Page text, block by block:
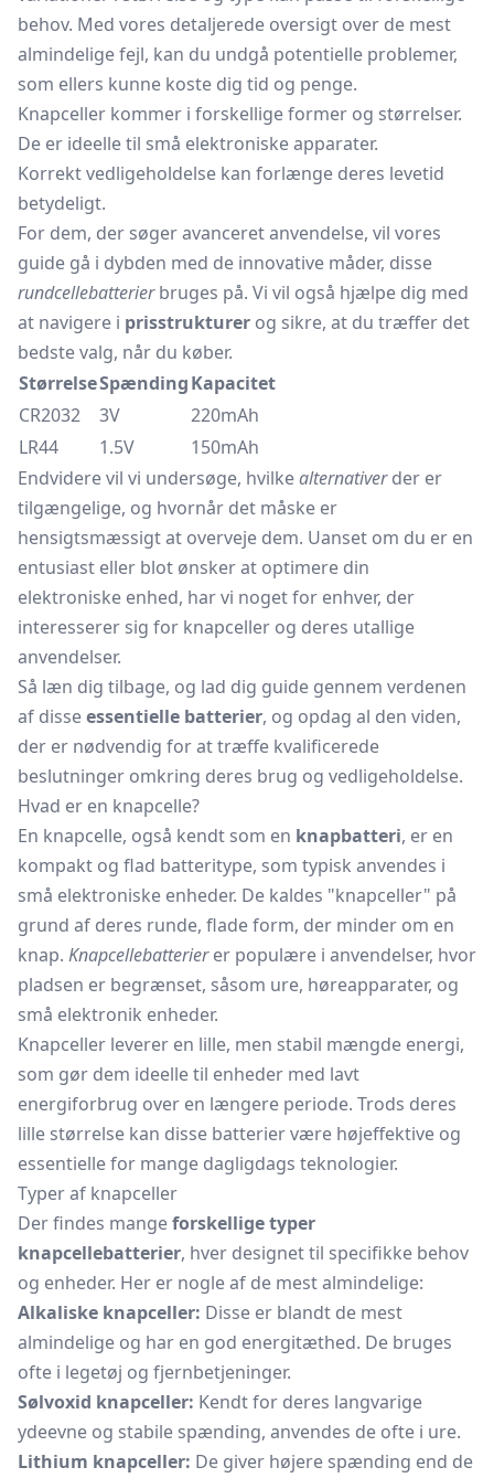
behov. Med vores detaljerede oversigt over de mest
almindelige fejl, kan du undgå potentielle problemer,
som ellers kunne koste dig tid og penge.
Knapceller kommer i forskellige former og størrelser.
De er ideelle til små elektroniske apparater.
Korrekt vedligeholdelse kan forlænge deres levetid
betydeligt.
For dem, der søger avanceret anvendelse, vil vores
guide gå i dybden med de innovative måder, disse
rundcellebatterierbruges på. Vi vil også hjælpe dig med
at navigere i prisstrukturer og sikre, at du træffer det
bedste valg, når du køber.
StørrelseSpændingKapacitet
CR2032
3V
220mAh
LR44
1.5V
150mAh
Endvidere vil vi undersøge, hvilkealternativerder er
tilgængelige, og hvornår det måske er
hensigtsmæssigt at overveje dem. Uanset om du er en
entusiast eller blot ønsker at optimere din
elektroniske enhed, har vi noget for enhver, der
interesserer sig for knapceller og deres utallige
anvendelser.
Så læn dig tilbage, og lad dig guide gennem verdenen
af disseessentielle batterier, og opdag al den viden,
der er nødvendig for at træffe kvalificerede
beslutninger omkring deres brug og vedligeholdelse.
Hvad er en knapcelle?
En knapcelle, også kendt som en knapbatteri, er en
kompakt og flad batteritype, som typisk anvendes i
små elektroniske enheder. De kaldes "knapceller" på
grund af deres runde, flade form, der minder om en
knap. Knapcellebatterierer populære i anvendelser, hvor
pladsen er begrænset, såsom ure, høreapparater, og
små elektronik enheder.
Knapceller leverer en lille, men stabil mængde energi,
som gør dem ideelle til enheder med lavt
energiforbrug over en længere periode. Trods deres
lille størrelse kan disse batterier være højeffektive og
essentielle for mange dagligdags teknologier.
Typer af knapceller
Der findes mangeforskellige typer
knapcellebatterier, hver designet til specifikke behov
og enheder. Her er nogle af de mest almindelige:
Alkaliske knapceller: Disse er blandt de mest
almindelige og har en god energitæthed. De bruges
ofte i legetøj og fjernbetjeninger.
Sølvoxid knapceller: Kendt for deres langvarige
ydeevne og stabile spænding, anvendes de ofte i ure.
Lithium knapceller: De giver højere spænding end de